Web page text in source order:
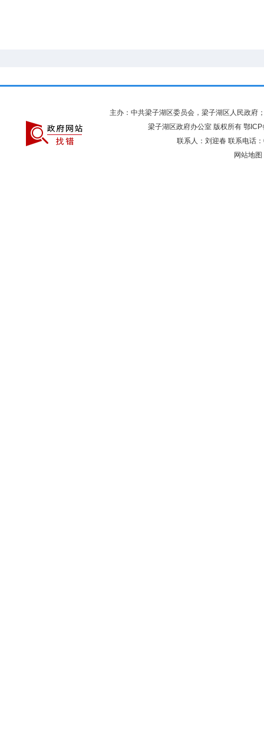
主办：中共梁子湖区委员会，梁子湖区人民政府
梁子湖区政府办公室 版权所有 鄂
联系人：刘迎春 联系电话
网站地图